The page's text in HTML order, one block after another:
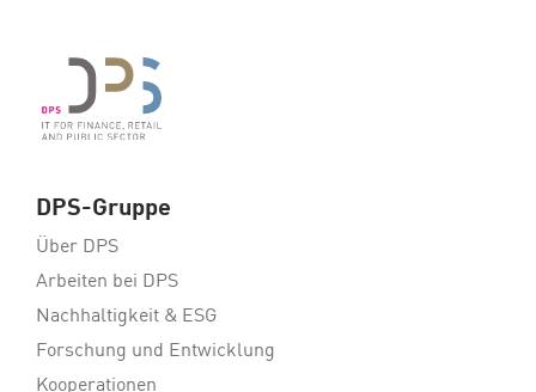
DPS-Gruppe
Über DPS
Arbeiten bei DPS
Nachhaltigkeit & ESG
Forschung und Entwicklung
Kooperationen